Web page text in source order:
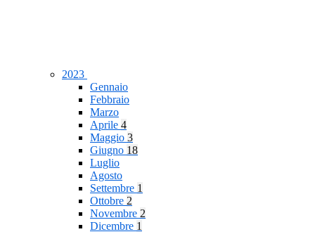
2023
Gennaio
Febbraio
Marzo
Aprile 4
Maggio 3
Giugno 18
Luglio
Agosto
Settembre 1
Ottobre 2
Novembre 2
Dicembre 1